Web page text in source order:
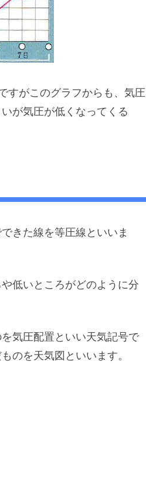
すがこのグラフからも、気圧
が気圧が低くなってくる
きた線を等圧線といいま
低いところがどのように分
気圧配置といい天気記号で
のを天気図といいます。